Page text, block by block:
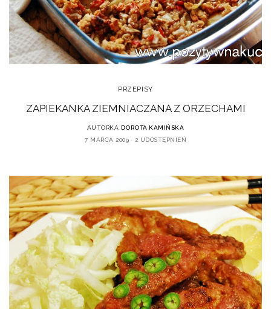
PRZEPISY
ZAPIEKANKA ZIEMNIACZANA Z ORZECHAMI
AUTORKA DOROTA KAMIŃSKA
7 MARCA 2009
2 UDOSTĘPNIEŃ